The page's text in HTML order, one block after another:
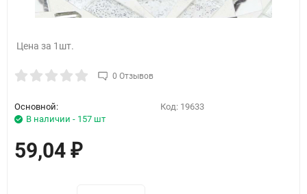
Цена за 1шт.
0 Отзывов
Основной:
В наличии - 157 шт
Код: 19633
59,04 ₽